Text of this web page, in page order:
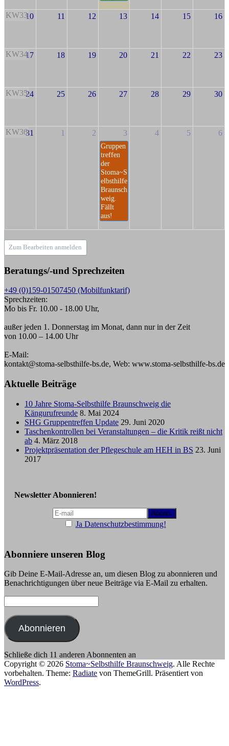
KW3310 11 12 13 14 15 16
KW3417 18 19 20 21 22 23
KW3524 25 26 27 28 29 30
KW3631 1 2 3
Gruppen
treffen
der
Stoma~S
elbsthilfe
Braunsch
weig.
Fällt
aus!
4 5 6
Zum Bearbeiten anmelden
Beratungs/-und Sprechzeiten
+49 (0)159-01507450 (Mobilfunktarif)
Sprechzeiten:
Mo bis Fr. 10.00 - 18.00 Uhr,
außer jeden 1. Donnerstag im Monat, dann nur in der Zeit
von 10.00 – 14.00 Uhr
E-Mail:
kontakt@stoma-selbsthilfe-bs.de, Web: www.stoma-selbsthilfe-bs.de
Aktuelle Beiträge
10 Jahre Stoma-Selbsthilfe Braunschweig die
Kängurufreunde 8. Mai 2024
SHG Gruppentreffen Update 29. Juni 2020
Taschenkontrollen bei Veranstaltungen – die Kritik reißt nicht
ab 4. März 2018
Projektpräsentation der Pflegeschule am HEH in BS 23. Juni
2017
Newsletter Abonnieren!
Ja Datenschutzbestimmung!
Abonniere unseren Blog
Gib Deine E-Mail-Adresse an, um diesen Blog zu abonnieren und
Benachrichtigungen über neue Beiträge via E-Mail zu erhalten.
Mail-
Adresse:
Abonnieren
Schließe dich 11 anderen Abonnenten an
Copyright © 2026 Stoma~Selbsthilfe Braunschweig. Alle Rechte
vorbehalten. Theme: Radiate von ThemeGrill. Präsentiert von
WordPress.